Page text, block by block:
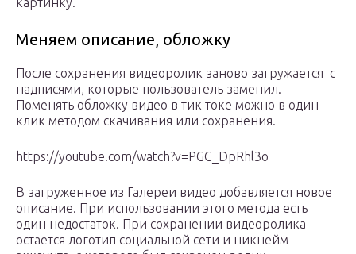
Меняем описание, обложку
После сохранения видеоролик заново загружается с
надписями, которые пользователь заменил.
Поменять обложку видео в тик токе можно в один
клик методом скачивания или сохранения.
https://youtube.com/watch?v=PGC_DpRhl3o
В загруженное из Галереи видео добавляется новое
описание. При использовании этого метода есть
один недостаток. При сохранении видеоролика
остается логотип социальной сети и никнейм